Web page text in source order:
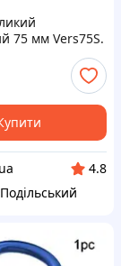
75 мм Vers75S.
для ключів
для
4.8